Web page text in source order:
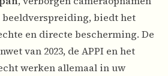
beeldverspreiding, biedt het
en directe bescherming. De
van 2023, de APPI en het
werken allemaal in uw